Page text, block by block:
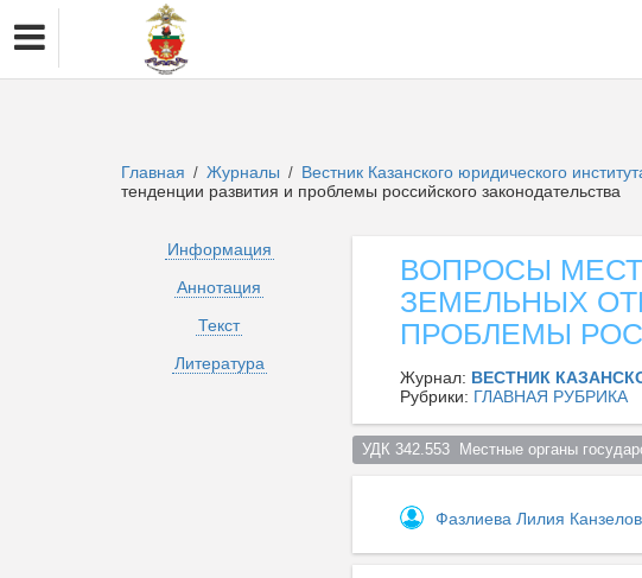
Главная / Журналы / Вестник Казанского юридического
тенденции развития и проблемы российского законодательства
Информация
Аннотация
Текст
Литература
ВОПРОСЫ
ЗЕМЕЛЬНЫХ
ПРОБЛЕМЫ
Журнал: ВЕСТНИК
Рубрики: ГЛАВНАЯ РУБРИКА
УДК 342.553  Местные органы
Фазлиева Лилия